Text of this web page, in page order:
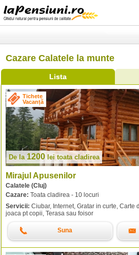
Cazare Calatele la munte
Lista
Tichete
Vacanță
De la 1200 lei toata cladirea
Mirajul Apusenilor
Calatele (Cluj)
Cazare: Toata cladirea - 10 locuri
Servicii: Ciubar, Internet, Gratar in curte, Carte
joaca pt copii, Terasa sau foisor
Suna